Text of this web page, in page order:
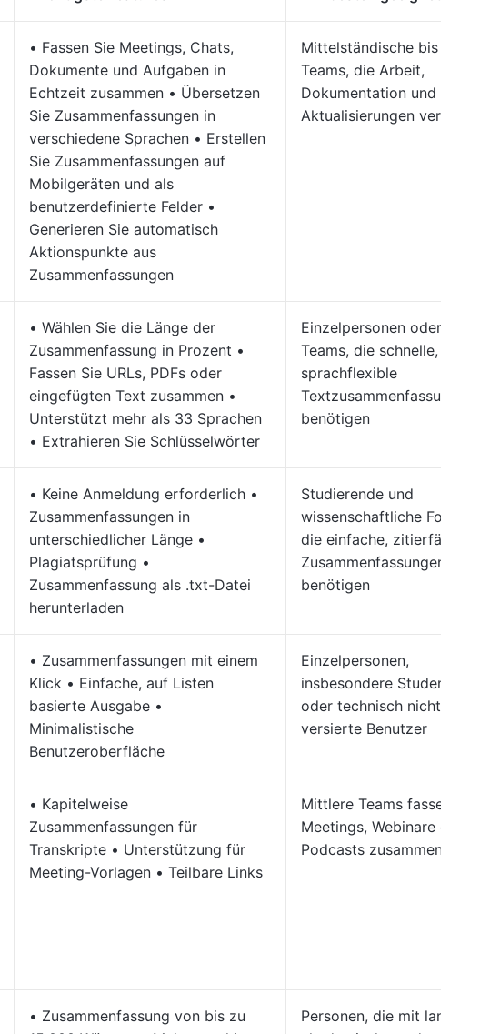
• Fassen Sie Meetings, Chats,
Dokumente und Aufgaben in
Echtzeit zusammen • Übersetzen
Sie Zusammenfassungen in
verschiedene Sprachen • Erstellen
Sie Zusammenfassungen auf
Mobilgeräten und als
benutzerdefinierte Felder •
Generieren Sie automatisch
Aktionspunkte aus
Zusammenfassungen
Mittelständische bis große
Teams, die Arbeit,
Dokumentation und
Aktualisierungen verwalten
• Wählen Sie die Länge der
Zusammenfassung in Prozent •
Fassen Sie URLs, PDFs oder
eingefügten Text zusammen •
Unterstützt mehr als 33 Sprachen
• Extrahieren Sie Schlüsselwörter
Einzelpersonen oder kleine
Teams, die schnelle,
sprachflexible
Textzusammenfassungen
benötigen
• Keine Anmeldung erforderlich •
Zusammenfassungen in
unterschiedlicher Länge •
Plagiatsprüfung •
Zusammenfassung als .txt-Datei
herunterladen
Studierende und
wissenschaftliche Forscher,
die einfache, zitierfähige
Zusammenfassungen
benötigen
• Zusammenfassungen mit einem
Klick • Einfache, auf Listen
basierte Ausgabe •
Minimalistische
Benutzeroberfläche
Einzelpersonen,
insbesondere Studenten
oder technisch nicht
versierte Benutzer
• Kapitelweise
Zusammenfassungen für
Transkripte • Unterstützung für
Meeting-Vorlagen • Teilbare Links
Mittlere Teams fassen
Meetings, Webinare oder
Podcasts zusammen
• Zusammenfassung von bis zu
Personen, die mit langen,